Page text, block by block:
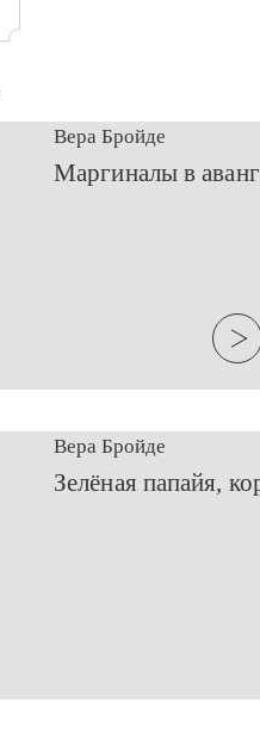
Вера Бройде
​Маргиналы в
Вера Бройде
Зелёная папайя,